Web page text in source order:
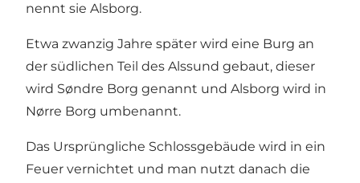
nennt sie Alsborg.
Etwa zwanzig Jahre später wird eine Burg an
der südlichen Teil des Alssund gebaut, dieser
wird Søndre Borg genannt und Alsborg wird in
Nørre Borg umbenannt.
Das Ursprüngliche Schlossgebäude wird in ein
Feuer vernichtet und man nutzt danach die